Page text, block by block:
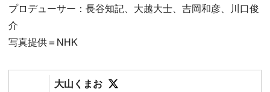
プロデューサー：長谷知記、大越大士、吉岡和彦、川口俊
介
写真提供＝NHK
大山くまお